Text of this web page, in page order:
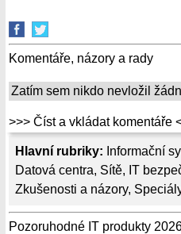
Hlavní rubriky: Informační
Datová centra, Sítě, IT
Zkušenosti a názory,
Pozoruhodné IT produkty
Komentáře, názory a rady
Zatím sem nikdo nevložil
>>> Číst a vkládat komentáře